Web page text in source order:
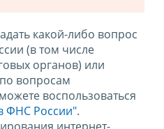
какой-либо вопрос
(в том числе
органов) или
вопросам
воспользоваться
ФНС России".